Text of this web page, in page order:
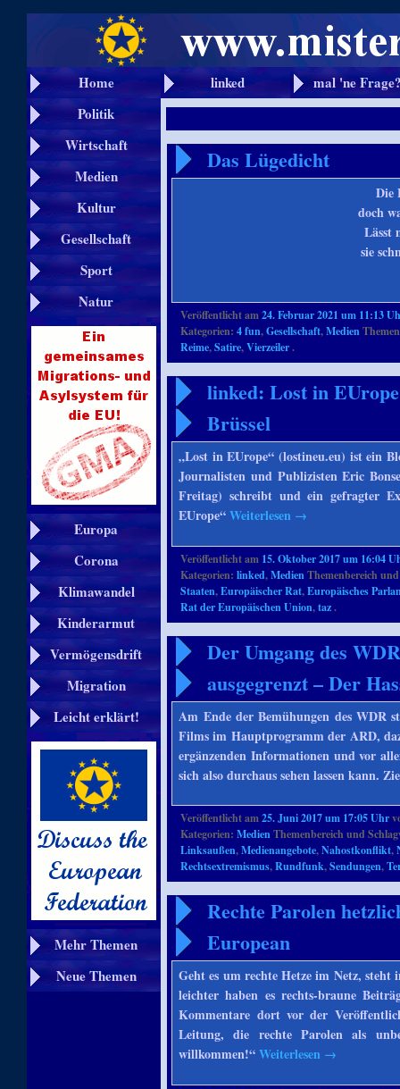
Home linked
mal 'ne
Politik
Wirtschaft
Medien
Kultur
Gesellschaft
Sport
Natur
Europa
Corona
Klimawandel
Kinderarmut
Vermögensdrift
Migration
Leicht erklärt!
Mehr Themen
Neue Themen
Das Lügedicht
Die
doch
Lässt
sie
Veröffentlicht am24. Februar 2021 um 11:13
Kategorien:4 fun,Gesellschaft,Medien
Reime,Satire,Vierzeiler.
linked: Lost in
Brüssel
„Lost in EUrope“ (lostineu.eu) ist ein
Journalisten und Publizisten Eric
Freitag) schreibt und ein gefragter
EUrope“Weiterlesen →
Veröffentlicht am 15. Oktober 2017 um 16:04
Kategorien:linked,MedienThemenbereich
Staaten,Europäischer Rat,Europäisches
Rat der Europäischen Union,taz.
Der Umgang des
ausgegrenzt – Der
Am Ende der Bemühungen des WDR
Films im Hauptprogramm der ARD,
ergänzenden Informationen und vor
sich also durchaus sehen lassen kann.
Veröffentlicht am25. Juni 2017 um 17:05 Uhr
Kategorien:MedienThemenbereich und
Linksaußen,Medienangebote,Nahostkonflikt,
Rechtsextremismus,Rundfunk,Sendungen,
Rechte Parolen
European
Geht es um rechte Hetze im Netz,
leichter haben es rechts-braune
Kommentare dort vor der
Leitung, die rechte Parolen als
willkommen!“Weiterlesen →